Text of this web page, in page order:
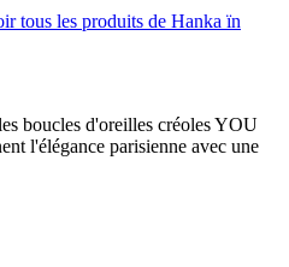
tous les produits de Hanka ïn
boucles d'oreilles créoles YOU
l'élégance parisienne avec une